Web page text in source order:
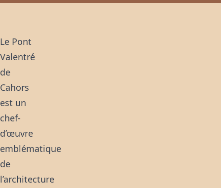
Le Pont
Valentré
de
Cahors
est un
chef-
d’œuvre
emblématique
de
l’architecture